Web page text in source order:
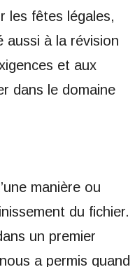
les fêtes légales,
aussi à la révision
et aux
dans le domaine
manière ou
du fichier.
un premier
a permis quand